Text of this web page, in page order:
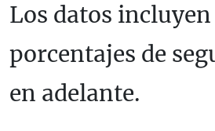
Los datos
porcentajes de
en adelante.